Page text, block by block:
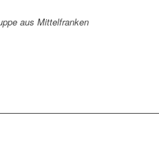
aus Mittelfranken